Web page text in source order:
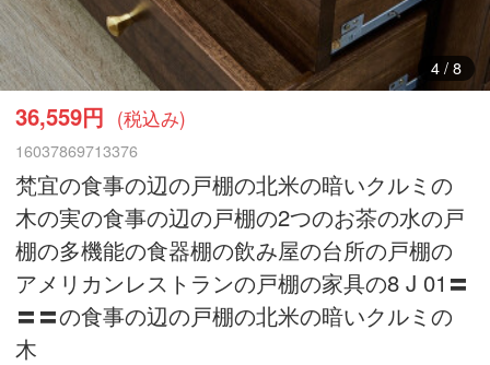
5/ 8
36,559円 (税込み)
16037869713376
梵宜の食事の辺の戸棚の北米の暗いクルミの
木の実の食事の辺の戸棚の2つのお茶の水の戸
棚の多機能の食器棚の飲み屋の台所の戸棚の
アメリカンレストランの戸棚の家具の8 J 01〓
〓〓の食事の辺の戸棚の北米の暗いクルミの
木